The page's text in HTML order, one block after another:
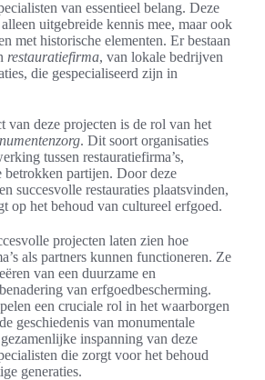
van essentieel belang. Deze
uitgebreide kennis mee, maar ook
met historische elementen. Er bestaan
restauratiefirma, van lokale bedrijven
die gespecialiseerd zijn in
van deze projecten is de rol van het
. Dit soort organisaties
tussen restauratiefirma’s,
betrokken partijen. Door deze
succesvolle restauraties plaatsvinden,
op het behoud van cultureel erfgoed.
projecten laten zien hoe
als partners kunnen functioneren. Ze
van een duurzame en
van erfgoedbescherming.
een cruciale rol in het waarborgen
geschiedenis van monumentale
inspanning van deze
die zorgt voor het behoud
generaties.